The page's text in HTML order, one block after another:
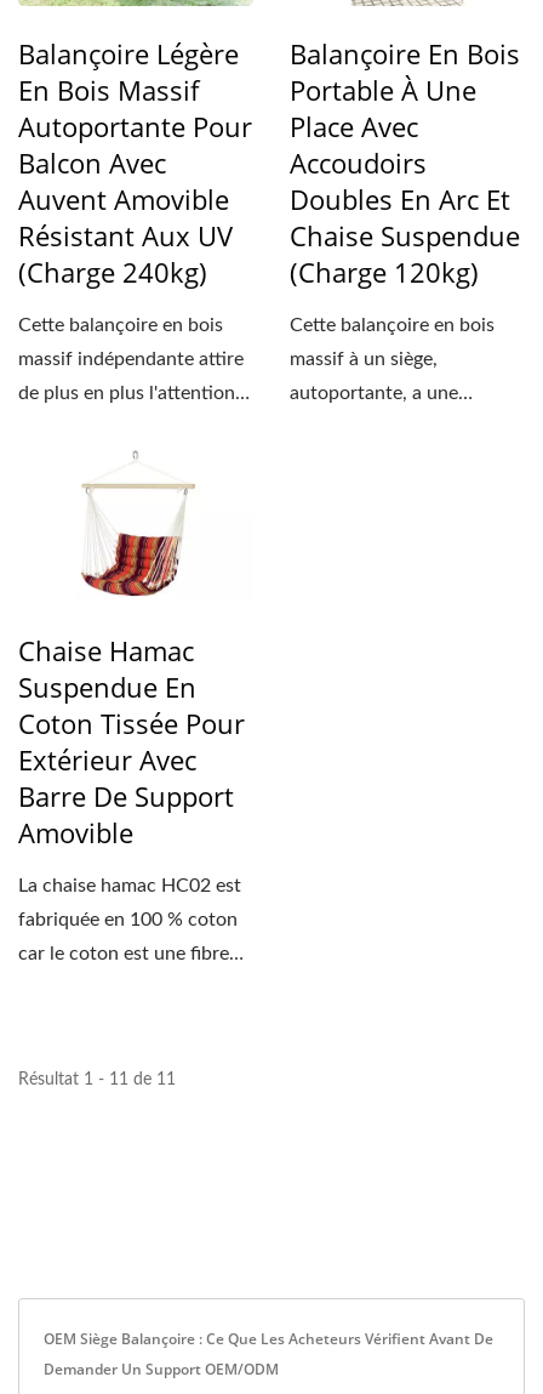
Balançoire Légère
En Bois Massif
Autoportante Pour
Balcon Avec
Auvent Amovible
Résistant Aux UV
(Charge 240kg)
Cette balançoire en bois
massif indépendante attire
de plus en plus l'attention
Balançoire En Bois
Portable À Une
Place Avec
Accoudoirs
Doubles En Arc Et
Chaise Suspendue
(Charge 120kg)
Cette balançoire en bois
massif à un siège,
autoportante, a une
Chaise Hamac
Suspendue En
Coton Tissée Pour
Extérieur Avec
Barre De Support
Amovible
La chaise hamac HC02 est
fabriquée en 100 % coton
car le coton est une fibre
Résultat 1 - 11 de 11
OEM Siège Balançoire : Ce Que Les Acheteurs Vérifient Avant De
Demander Un Support OEM/ODM